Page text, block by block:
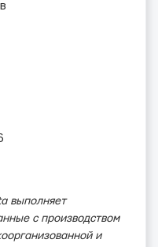
выполняет
с производством
и